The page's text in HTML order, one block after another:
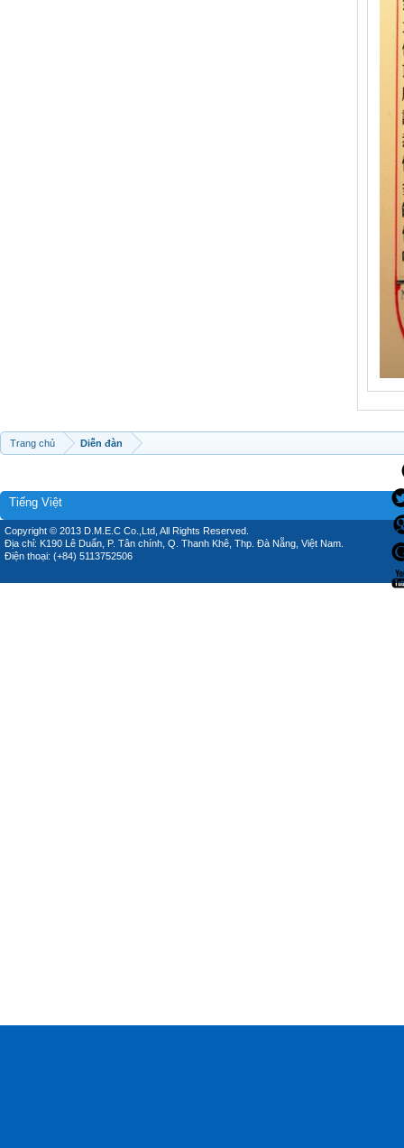
Trang chủ Diễn đàn
Tiếng Việt
Copyright © 2013 D.M.E.C Co.,Ltd, All Rights Reserved.
Địa chỉ: K190 Lê Duẩn, P. Tân chính, Q. Thanh Khê, Thp. Đà Nẵng, Việt Nam.
Điện thoại: (+84) 5113752506